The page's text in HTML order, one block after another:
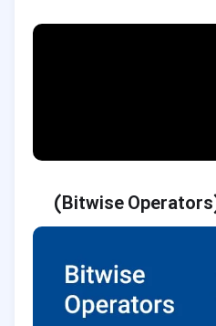
Bitwise Operators
)